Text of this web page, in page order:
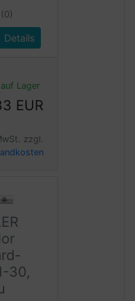
(0)
Details
auf Lager
EUR
zzgl.
30,